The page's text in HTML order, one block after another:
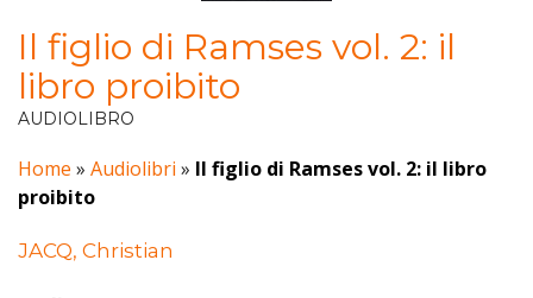
Il figlio di Ramses vol. 2: il
libro proibito
AUDIOLIBRO
Home » Audiolibri » Il figlio di Ramses vol. 2: il libro
proibito
JACQ, Christian